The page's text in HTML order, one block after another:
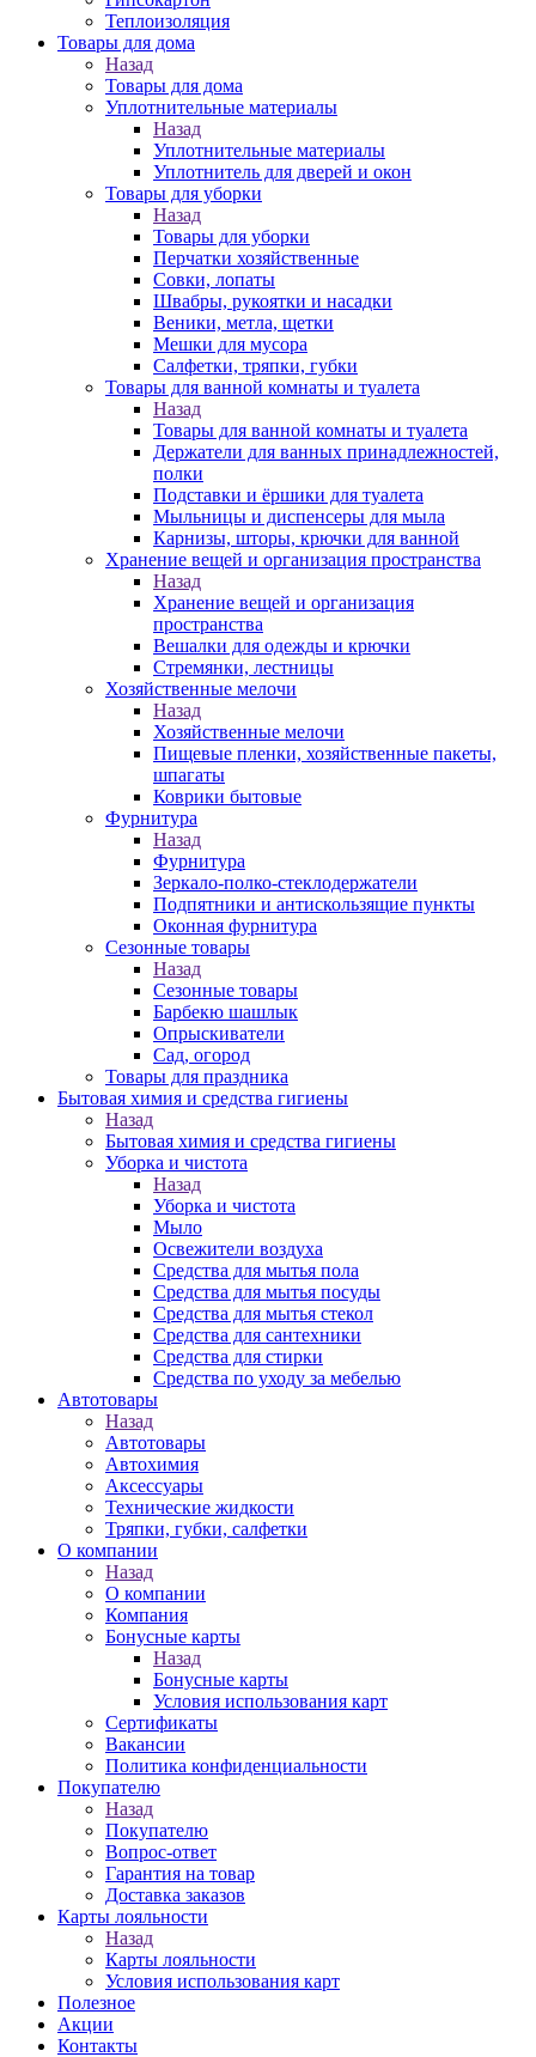
Теплоизоляция
Товары для дома
Назад
Товары для дома
Уплотнительные материалы
Назад
Уплотнительные материалы
Уплотнитель для дверей и окон
Товары для уборки
Назад
Товары для уборки
Перчатки хозяйственные
Совки, лопаты
Швабры, рукоятки и насадки
Веники, метла, щетки
Мешки для мусора
Салфетки, тряпки, губки
Товары для ванной комнаты и туалета
Назад
Товары для ванной комнаты и туалета
Держатели для ванных принадлежностей,
полки
Подставки и ёршики для туалета
Мыльницы и диспенсеры для мыла
Карнизы, шторы, крючки для ванной
Хранение вещей и организация пространства
Назад
Хранение вещей и организация
пространства
Вешалки для одежды и крючки
Стремянки, лестницы
Хозяйственные мелочи
Назад
Хозяйственные мелочи
Пищевые пленки, хозяйственные пакеты,
шпагаты
Коврики бытовые
Фурнитура
Назад
Фурнитура
Зеркало-полко-стеклодержатели
Подпятники и антискользящие пункты
Оконная фурнитура
Сезонные товары
Назад
Сезонные товары
Барбекю шашлык
Опрыскиватели
Сад, огород
Товары для праздника
Бытовая химия и средства гигиены
Назад
Бытовая химия и средства гигиены
Уборка и чистота
Назад
Уборка и чистота
Мыло
Освежители воздуха
Средства для мытья пола
Средства для мытья посуды
Средства для мытья стекол
Средства для сантехники
Средства для стирки
Средства по уходу за мебелью
Автотовары
Назад
Автотовары
Автохимия
Аксессуары
Технические жидкости
Тряпки, губки, салфетки
О компании
Назад
О компании
Компания
Бонусные карты
Назад
Бонусные карты
Условия использования карт
Сертификаты
Вакансии
Политика конфиденциальности
Покупателю
Назад
Покупателю
Вопрос-ответ
Гарантия на товар
Доставка заказов
Карты лояльности
Назад
Карты лояльности
Условия использования карт
Полезное
Акции
Контакты